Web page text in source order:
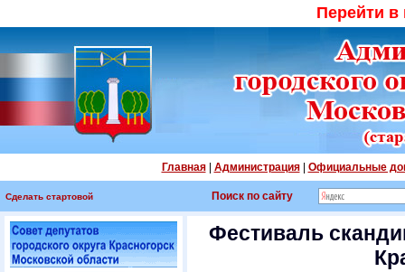
Перейти
Главная| Администрация| Официальные
Сделать стартовой Поиск по сайту
Фестиваль